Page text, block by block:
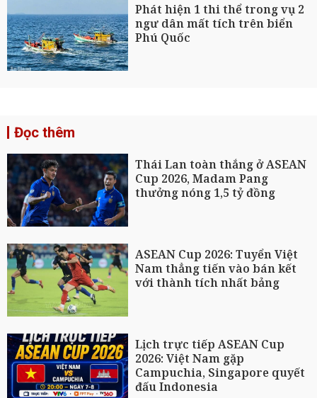
Phát hiện 1 thi thể trong vụ 2
ngư dân mất tích trên biển
Phú Quốc
Đọc thêm
Thái Lan toàn thắng ở ASEAN
Cup 2026, Madam Pang
thưởng nóng 1,5 tỷ đồng
ASEAN Cup 2026: Tuyển Việt
Nam thẳng tiến vào bán kết
với thành tích nhất bảng
Lịch trực tiếp ASEAN Cup
2026: Việt Nam gặp
Campuchia, Singapore quyết
đấu Indonesia